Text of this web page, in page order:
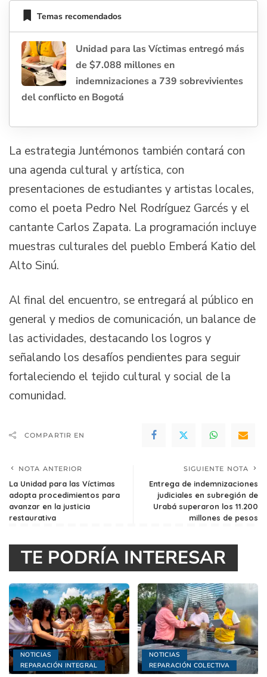
Temas recomendados
Unidad para las Víctimas entregó más
de $7.088 millones en
indemnizaciones a 739 sobrevivientes
del conflicto en Bogotá
La estrategia Juntémonos también contará con
una agenda cultural y artística, con
presentaciones de estudiantes y artistas locales,
como el poeta Pedro Nel Rodríguez Garcés y el
cantante Carlos Zapata. La programación incluye
muestras culturales del pueblo Emberá Katio del
Alto Sinú.
Al final del encuentro, se entregará al público en
general y medios de comunicación, un balance de
las actividades, destacando los logros y
señalando los desafíos pendientes para seguir
fortaleciendo el tejido cultural y social de la
comunidad.
COMPARTIR EN
NOTA ANTERIOR
La Unidad para las Víctimas
adopta procedimientos para
avanzar en la justicia
restaurativa
SIGUIENTE NOTA
Entrega de indemnizaciones
judiciales en subregión de
Urabá superaron los 11.200
millones de pesos
TE PODRÍA INTERESAR
NOTICIAS
REPARACIÓN INTEGRAL
NOTICIAS
REPARACIÓN COLECTIVA